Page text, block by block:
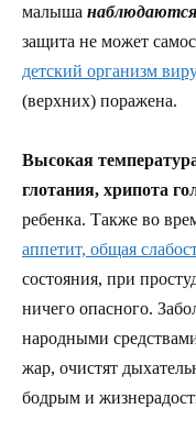
малыша
защита не может
детский организм
(верхних) поражена.
Высокая
глотания, хрипота
ребенка. Также во
аппетит, общая
состояния, при
ничего опасного.
народными
жар, очистят
бодрым и